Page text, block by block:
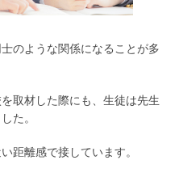
のような関係になることが多
取材した際にも、生徒は先生
た。
距離感で接しています。